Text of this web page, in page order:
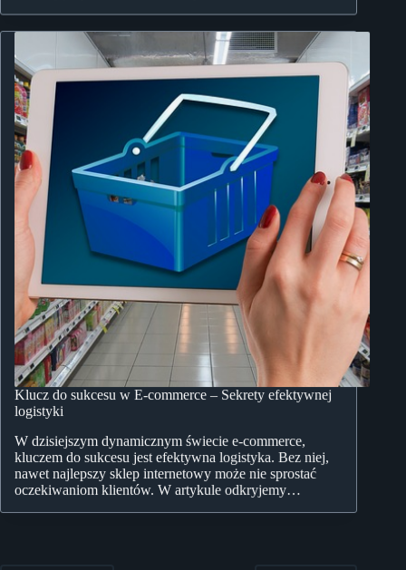
Klucz do sukcesu w E-commerce – Sekrety efektywnej
logistyki
W dzisiejszym dynamicznym świecie e-commerce,
kluczem do sukcesu jest efektywna logistyka. Bez niej,
nawet najlepszy sklep internetowy może nie sprostać
oczekiwaniom klientów. W artykule odkryjemy…